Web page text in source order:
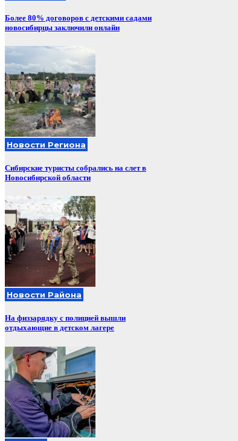
Более 80% договоров с детскими садами
новосибирцы заключили онлайн
Новости Региона
Сибирские туристы собрались на слет в
Новосибирской области
Новости Района
На физзарядку с полицией вышли
отдыхающие в детском лагере